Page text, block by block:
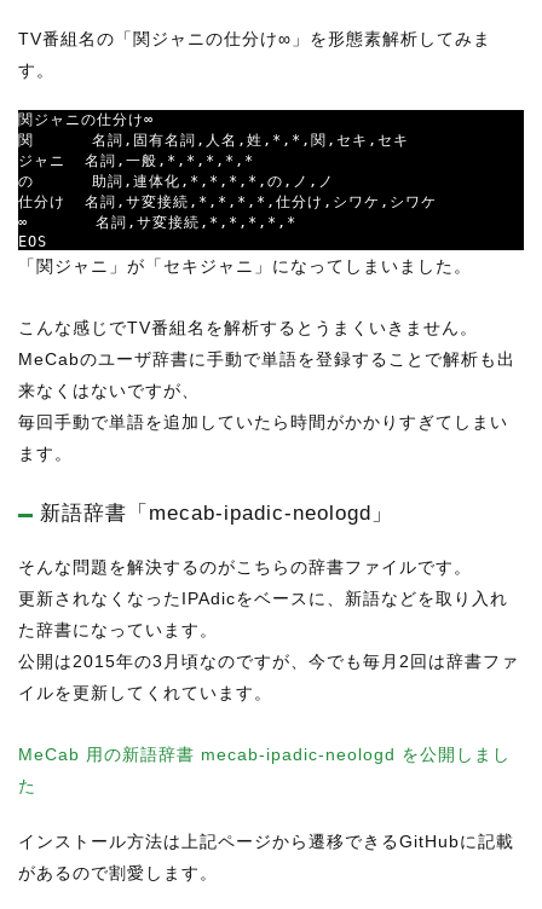
TV番組名の「関ジャニの仕分け∞」を形態素解析してみま
す。
関ジャニの仕分け∞
関      名詞,固有名詞,人名,姓,*,*,関,セキ,セキ
ジャニ  名詞,一般,*,*,*,*,*
の      助詞,連体化,*,*,*,*,の,ノ,ノ
仕分け  名詞,サ変接続,*,*,*,*,仕分け,シワケ,シワケ
∞       名詞,サ変接続,*,*,*,*,*
EOS
「関ジャニ」が「セキジャニ」になってしまいました。
こんな感じでTV番組名を解析するとうまくいきません。
MeCabのユーザ辞書に手動で単語を登録することで解析も出
来なくはないですが、
毎回手動で単語を追加していたら時間がかかりすぎてしまい
ます。
新語辞書「mecab-ipadic-neologd」
そんな問題を解決するのがこちらの辞書ファイルです。
更新されなくなったIPAdicをベースに、新語などを取り入れ
た辞書になっています。
公開は2015年の3月頃なのですが、今でも毎月2回は辞書ファ
イルを更新してくれています。
MeCab 用の新語辞書 mecab-ipadic-neologd を公開しまし
た
インストール方法は上記ページから遷移できるGitHubに記載
があるので割愛します。